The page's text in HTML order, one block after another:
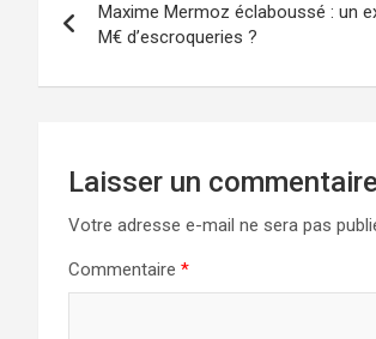
de
l’article
Maxime Mermoz éclaboussé : un
M€ d’escroqueries ?
Laisser un commentaire
Votre adresse e-mail ne sera pas
Commentaire *